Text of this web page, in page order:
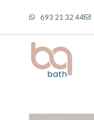
693 21 32 44